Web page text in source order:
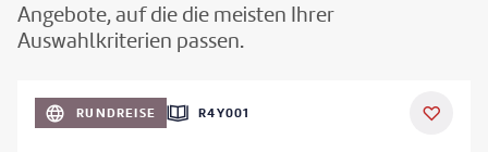
Angebote, auf die die meisten Ihrer
Auswahlkriterien passen.
RUNDREISE R4Y001